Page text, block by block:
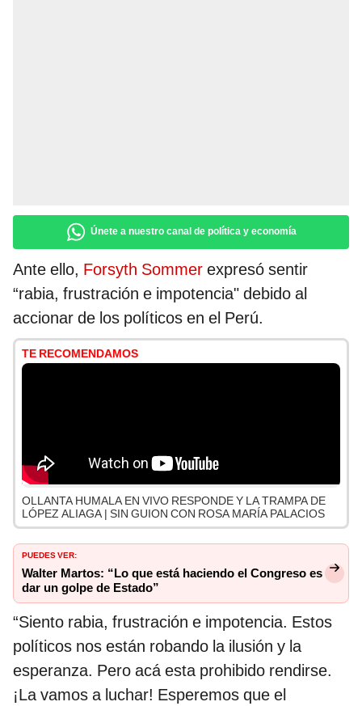
Únete a nuestro canal de política y economía
Ante ello, Forsyth Sommer expresó sentir
“rabia, frustración e impotencia" debido al
accionar de los políticos en el Perú.
TE RECOMENDAMOS
OLLANTA HUMALA EN VIVO RESPONDE Y LA TRAMPA DE
LÓPEZ ALIAGA | SIN GUION CON ROSA MARÍA PALACIOS
PUEDES VER:
Walter Martos: “Lo que está haciendo el Congreso es
dar un golpe de Estado”
“Siento rabia, frustración e impotencia. Estos
políticos nos están robando la ilusión y la
esperanza. Pero acá esta prohibido rendirse.
¡La vamos a luchar! Esperemos que el